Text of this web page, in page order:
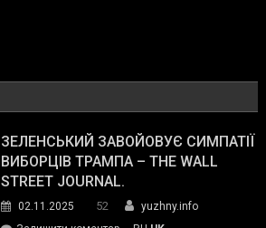
ЗЕЛЕНСЬКИЙ ЗАВОЙОВУЄ СИМПАТІЇ
ВИБОРЦІВ ТРАМПА – THE WALL
STREET JOURNAL.
02.11.2025 52
yuzhny.info